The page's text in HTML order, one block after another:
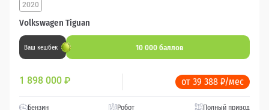
Volkswagen Tiguan
2020
Ваш кешбек 10 000 баллов
1 898 000 ₽ от 39 388 ₽/мес
Бензин Робот Полный привод